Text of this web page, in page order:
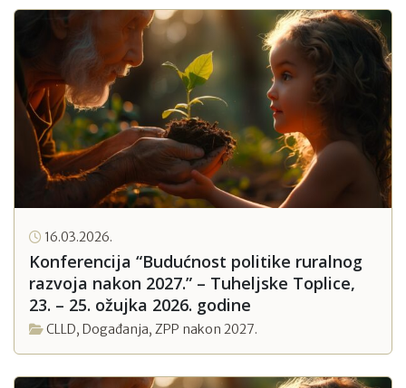
16.03.2026.
Konferencija “Budućnost politike ruralnog
razvoja nakon 2027.” – Tuheljske Toplice,
23. – 25. ožujka 2026. godine
CLLD, Događanja, ZPP nakon 2027.